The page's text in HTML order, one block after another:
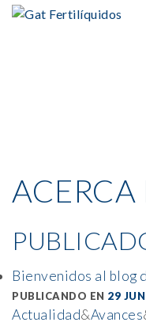
Bienvenidos al blog
PUBLICANDO EN 29
Actualidad&Avances